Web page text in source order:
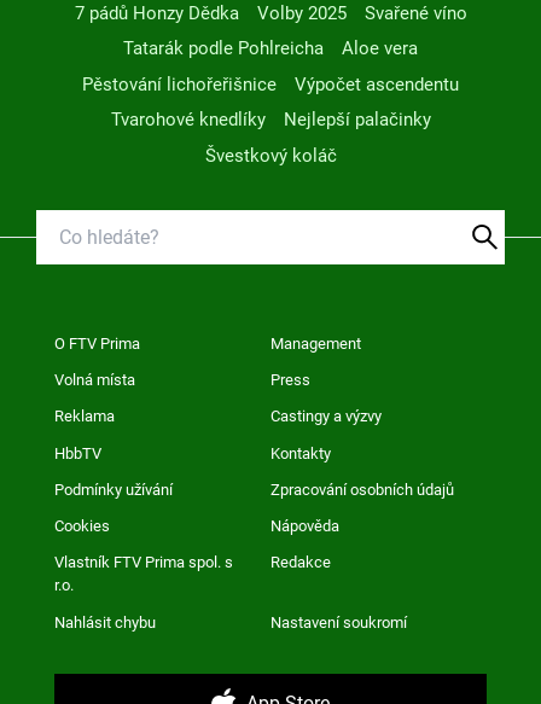
7 pádů Honzy Dědka
Volby 2025
Svařené víno
Tatarák podle Pohlreicha
Aloe vera
Pěstování lichořeřišnice
Výpočet ascendentu
Tvarohové knedlíky
Nejlepší palačinky
Švestkový koláč
O FTV Prima Management
Volná místa Press
Reklama Castingy a výzvy
HbbTV Kontakty
Podmínky užívání Zpracování osobních údajů
Cookies Nápověda
Vlastník FTV Prima spol. s
r.o.
Redakce
Nahlásit chybu Nastavení soukromí